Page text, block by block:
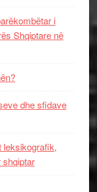
i
Shqiptare në
dhe sfidave
leksikografik,
shqiptar